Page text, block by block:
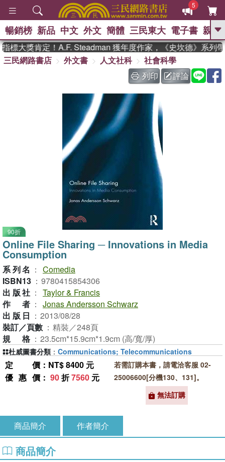
5
GO
熱搜： 東野圭吾 、 The Odyssey
、 如果歷史是一群喵 、 暑期
國際布克獎 臺灣漫遊錄 、 方
念華 、 台灣的李登輝時代
孩：黎曼猜想
偉大的迷走神經
暢銷榜 新品 中文 外文 簡體 三民東大 電子書 親子
標大獎肯定！A.F. Steadman 獲年度作家，《史坎德》系列帶
三民網路書店
外文書 人文社科
社會科學
列印
評論
90折
Online File Sharing ─ Innovations in Media
Consumption
系列名 ： Comedia
ISBN13 ： 9780415854306
出版社 ： Taylor & Francis
作者 ： Jonas Andersson Schwarz
出版日 ： 2013/08/28
裝訂／頁數 ： 精裝／248頁
規格 ： 23.5cm*15.9cm*1.9cm (高/寬/厚)
定價 ：NT$ 8400 元
優惠價 ： 90折7560 元
若需訂購本書，請電洽客服 02-
25006600[分機130、131]。
無法訂購
杜威圖書分類 ： Communications; Telecommunications
商品簡介 作者簡介
商品簡介